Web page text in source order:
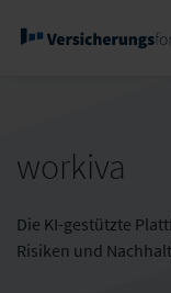
workiva
Die KI-gestützte
Risiken und